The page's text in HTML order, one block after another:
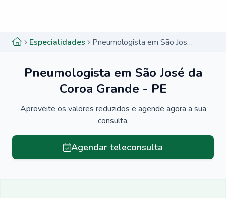
Especialidades Pneumologista em São José da Coroa Grande - PE
Pneumologista em São José da
Coroa Grande - PE
Aproveite os valores reduzidos e agende agora a sua
consulta.
Agendar teleconsulta